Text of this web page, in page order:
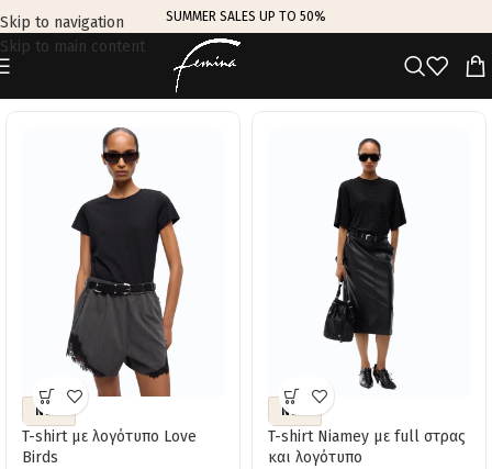
Skip to navigation
Skip to main content
SUMMER SALES UP TO 50%
TRENDING THIS WEEK
NEW
T-shirt με λογότυπο Love
Birds
NEW
T-shirt Niamey με full στρας
και λογότυπο